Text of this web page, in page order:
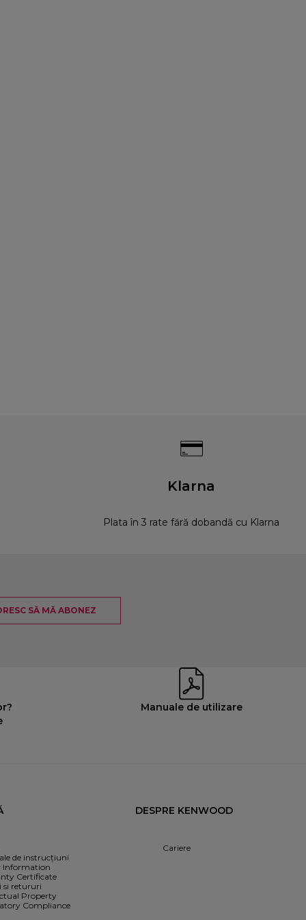
Klarna
Plata în 3 rate fără dobandă cu Klarna
SĂ MĂ ABONEZ
Manuale de utilizare
de instrucțiuni
Information
Certificate
si retururi
Property
Compliance
DESPRE KENWOOD
Cariere